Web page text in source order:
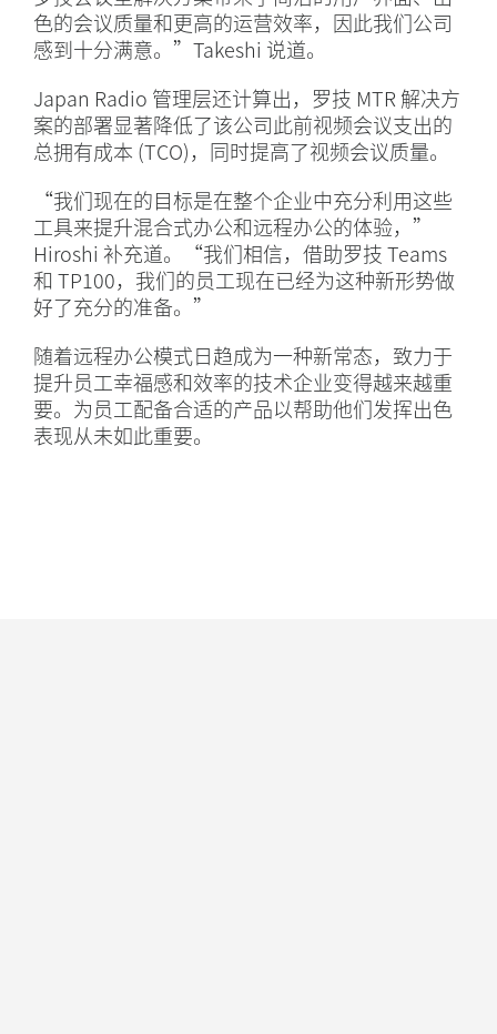
色的会议质量和更高的运营效率，因此我们公司
感到十分满意。”Takeshi 说道。
Japan Radio 管理层还计算出，罗技 MTR 解决方
案的部署显著降低了该公司此前视频会议支出的
总拥有成本 (TCO)，同时提高了视频会议质量。
“我们现在的目标是在整个企业中充分利用这些
工具来提升混合式办公和远程办公的体验，”
Hiroshi 补充道。“我们相信，借助罗技 Teams
和 TP100，我们的员工现在已经为这种新形势做
好了充分的准备。”
随着远程办公模式日趋成为一种新常态，致力于
提升员工幸福感和效率的技术企业变得越来越重
要。为员工配备合适的产品以帮助他们发挥出色
表现从未如此重要。